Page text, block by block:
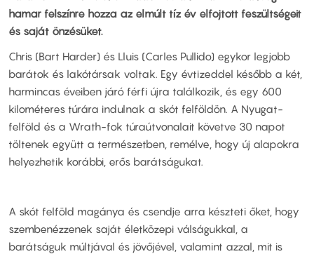
hamar felszínre hozza az elmúlt tíz év elfojtott feszültségeit
és saját önzésüket.
Chris (Bart Harder) és Lluis (Carles Pullido) egykor legjobb
barátok és lakótársak voltak. Egy évtizeddel később a két,
harmincas éveiben járó férfi újra találkozik, és egy 600
kilométeres túrára indulnak a skót felföldön. A Nyugat-
felföld és a Wrath-fok túraútvonalait követve 30 napot
töltenek együtt a természetben, remélve, hogy új alapokra
helyezhetik korábbi, erős barátságukat.
A skót felföld magánya és csendje arra készteti őket, hogy
szembenézzenek saját életközepi válságukkal, a
barátságuk múltjával és jövőjével, valamint azzal, mit is